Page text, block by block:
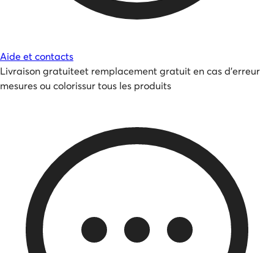
Aide et contacts
Livraison gratuiteet remplacement gratuit en cas d'erreur
mesures ou colorissur tous les produits